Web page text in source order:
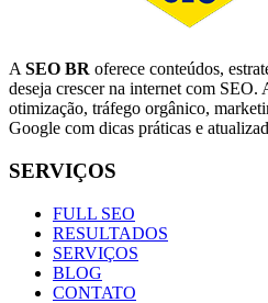
A SEO BR oferece conteúdos,
deseja crescer na internet com SEO.
otimização, tráfego orgânico,
Google com dicas práticas e
SERVIÇOS
FULL SEO
RESULTADOS
SERVIÇOS
BLOG
CONTATO